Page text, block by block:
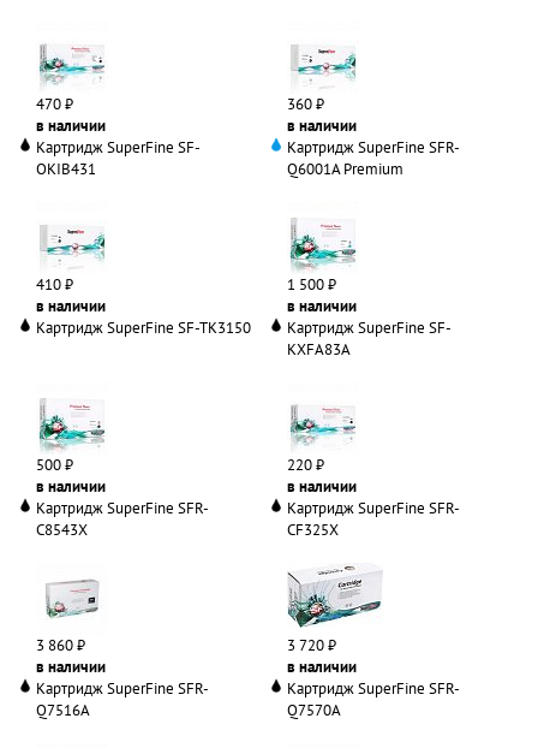
470 ₽
в наличии
360 ₽
в наличии
Картридж SuperFine SF-
OKIB431
410 ₽
в наличии
Картридж SuperFine SFR-
Q6001A Premium
1 500 ₽
в наличии
Картридж SuperFine SF-TK3150
500 ₽
в наличии
Картридж SuperFine SF-
KXFA83A
220 ₽
в наличии
Картридж SuperFine SFR-
C8543X
3 860 ₽
в наличии
Картридж SuperFine SFR-
CF325X
3 720 ₽
в наличии
Картридж SuperFine SFR-
Q7516A
Картридж SuperFine SFR-
Q7570A